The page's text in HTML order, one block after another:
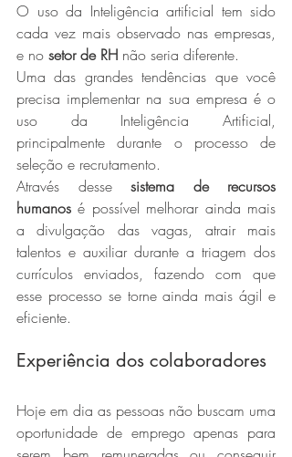
O uso da Inteligência artificial tem sido
cada vez mais observado nas empresas,
e no setor de RH não seria diferente.
Uma das grandes tendências que você
precisa implementar na sua empresa é o
uso da Inteligência Artificial,
principalmente durante o processo de
seleção e recrutamento.
Através desse sistema de recursos
humanos é possível melhorar ainda mais
a divulgação das vagas, atrair mais
talentos e auxiliar durante a triagem dos
currículos enviados, fazendo com que
esse processo se torne ainda mais ágil e
eficiente.
Experiência dos colaboradores
Hoje em dia as pessoas não buscam uma
oportunidade de emprego apenas para